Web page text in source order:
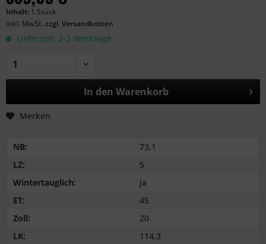
Inhalt: 1 Stück
inkl. MwSt. zzgl. Versandkosten
Lieferzeit: 2-3 Werktage
In den Warenkorb
Merken
NB:
73,1
LZ:
5
Wintertauglich:
ja
ET:
45
Zoll:
20
LK:
114,3